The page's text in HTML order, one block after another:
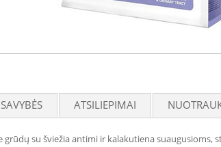
SAVYBĖS ATSILIEPIMAI
grūdų su šviežia antimi ir kalakutiena